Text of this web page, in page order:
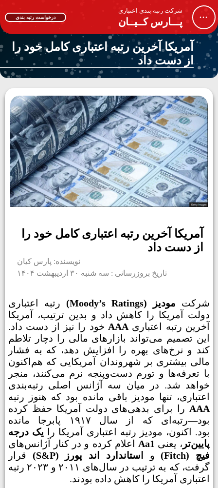
...
شرکت رتبه بندی اعتباری
پـــارس کــیــان درخواست رتبه بندی
آمریکا آخرین رتبه اعتباری کامل خود را
از دست داد
آمریکا آخرین رتبه اعتباری کامل خود را
از دست داد
نویسنده: پارس کیان
تاریخ بروزرسانی : سه شنبه ۳۰ اردیبهشت ۱۴۰۴
شرکت مودیز (Moody’s Ratings)
رتبه اعتباری
دولت آمریکا را کاهش داد و بدین ترتیب، آمریکا
آخرین رتبه اعتباری AAA خود را نیز از دست داد.
این تصمیم می‌تواند بازارهای مالی را دچار تلاطم
کند و نرخ‌های بهره را افزایش دهد، که به فشار
مالی بیشتری بر شهروندان آمریکایی که هم‌اکنون
با تعرفه‌ها و تورم دست‌وپنجه نرم می‌کنند، منجر
خواهد شد. در میان سه آژانس اصلی رتبه‌بندی
اعتباری، تنها مودیز باقی مانده بود که هنوز رتبه
AAA را برای بدهی‌های دولت آمریکا حفظ کرده
بود—رتبه‌ای که از سال ۱۹۱۷ پابرجا مانده
بود. اکنون، مودیز رتبه اعتباری آمریکا را یک درجه
پایین‌تر ، یعنی Aa1 اعلام کرده و در کنار آژانس‌های
فیچ (Fitch)
و استاندارد اند پورز (S&P)
قرار
گرفت، که به ترتیب در سال‌های ۲۰۱۱ و ۲۰۲۳ رتبه
اعتباری آمریکا را کاهش داده بودند.